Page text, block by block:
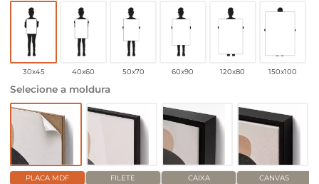
30x45 40x60 50x70 60x90 120x80 150x100
Selecione a moldura
PLACA MDF FILETE CAIXA CANVAS